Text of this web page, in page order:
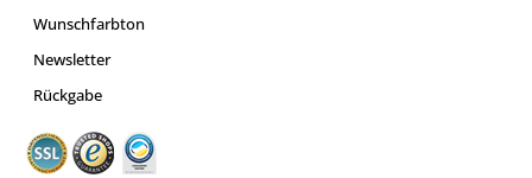
Wunschfarbton
Newsletter
Rückgabe